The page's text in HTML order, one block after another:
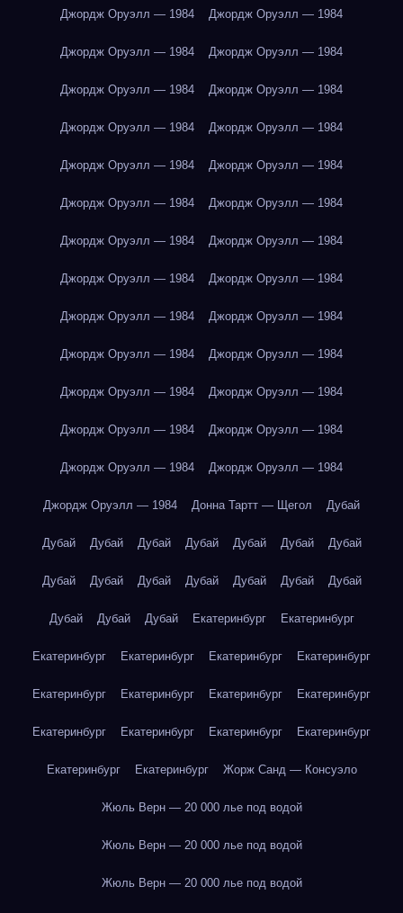
Джордж Оруэлл — 1984 Джордж Оруэлл — 1984
Джордж Оруэлл — 1984 Джордж Оруэлл — 1984
Джордж Оруэлл — 1984 Джордж Оруэлл — 1984
Джордж Оруэлл — 1984 Джордж Оруэлл — 1984
Джордж Оруэлл — 1984 Джордж Оруэлл — 1984
Джордж Оруэлл — 1984 Джордж Оруэлл — 1984
Джордж Оруэлл — 1984 Джордж Оруэлл — 1984
Джордж Оруэлл — 1984 Джордж Оруэлл — 1984
Джордж Оруэлл — 1984 Джордж Оруэлл — 1984
Джордж Оруэлл — 1984 Джордж Оруэлл — 1984
Джордж Оруэлл — 1984 Джордж Оруэлл — 1984
Джордж Оруэлл — 1984 Джордж Оруэлл — 1984
Джордж Оруэлл — 1984 Джордж Оруэлл — 1984
Джордж Оруэлл — 1984 Донна Тартт — Щегол Дубай
Дубай Дубай Дубай Дубай Дубай Дубай Дубай
Дубай Дубай Дубай Дубай Дубай Дубай Дубай
Дубай Дубай Дубай Екатеринбург Екатеринбург
Екатеринбург Екатеринбург Екатеринбург Екатеринбург
Екатеринбург Екатеринбург Екатеринбург Екатеринбург
Екатеринбург Екатеринбург Екатеринбург Екатеринбург
Екатеринбург Екатеринбург Жорж Санд — Консуэло
Жюль Верн — 20 000 лье под водой
Жюль Верн — 20 000 лье под водой
Жюль Верн — 20 000 лье под водой